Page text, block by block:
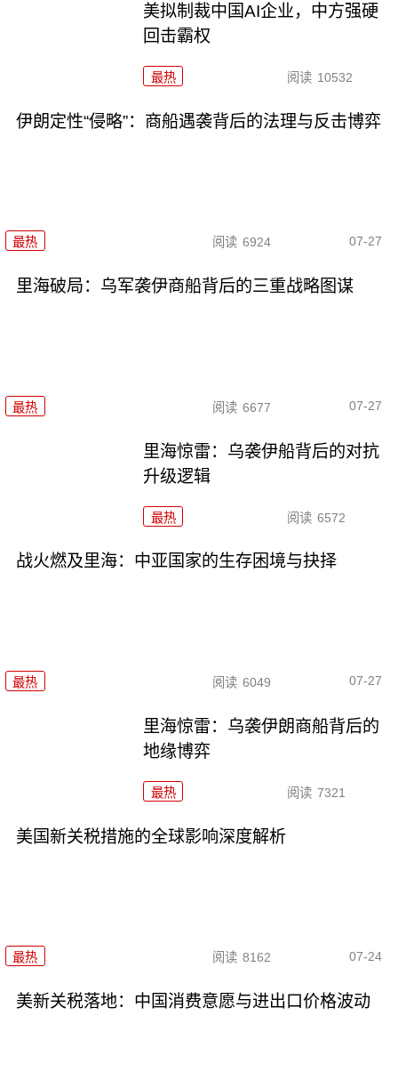
美拟制裁中国AI企业，中方强硬
回击霸权
最热 阅读 10532
伊朗定性“侵略”：商船遇袭背后的法理与反击博弈
最热 阅读 6924 07-27
里海破局：乌军袭伊商船背后的三重战略图谋
最热 阅读 6677 07-27
里海惊雷：乌袭伊船背后的对抗
升级逻辑
最热 阅读 6572
战火燃及里海：中亚国家的生存困境与抉择
最热 阅读 6049 07-27
里海惊雷：乌袭伊朗商船背后的
地缘博弈
最热 阅读 7321
美国新关税措施的全球影响深度解析
最热 阅读 8162 07-24
美新关税落地：中国消费意愿与进出口价格波动